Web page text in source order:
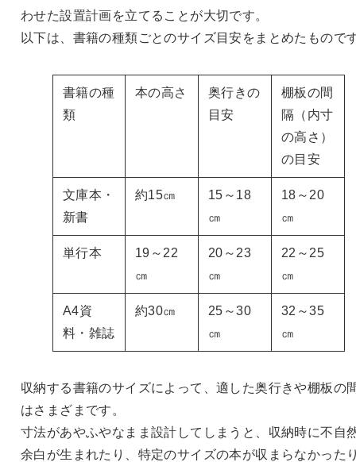
わせた設置計画を立てることが大切です。
以下は、書籍の種類ごとのサイズ目安をまとめたもので
書籍の種
類
本の高さ
奥行きの
目安
棚板の間
隔（内寸
の高さ）
の目安
文庫本・
新書
約15㎝
15～18
㎝
18～20
㎝
単行本
19～22
㎝
20～23
㎝
22～25
㎝
A4資
料・雑誌
約30㎝
25～30
㎝
32～35
㎝
収納する書籍のサイズによって、適した奥行きや棚板の
はさまざまです。
寸法があやふやなまま設計してしまうと、収納時に不自
余白が生まれたり、特定のサイズの本が収まらなかった